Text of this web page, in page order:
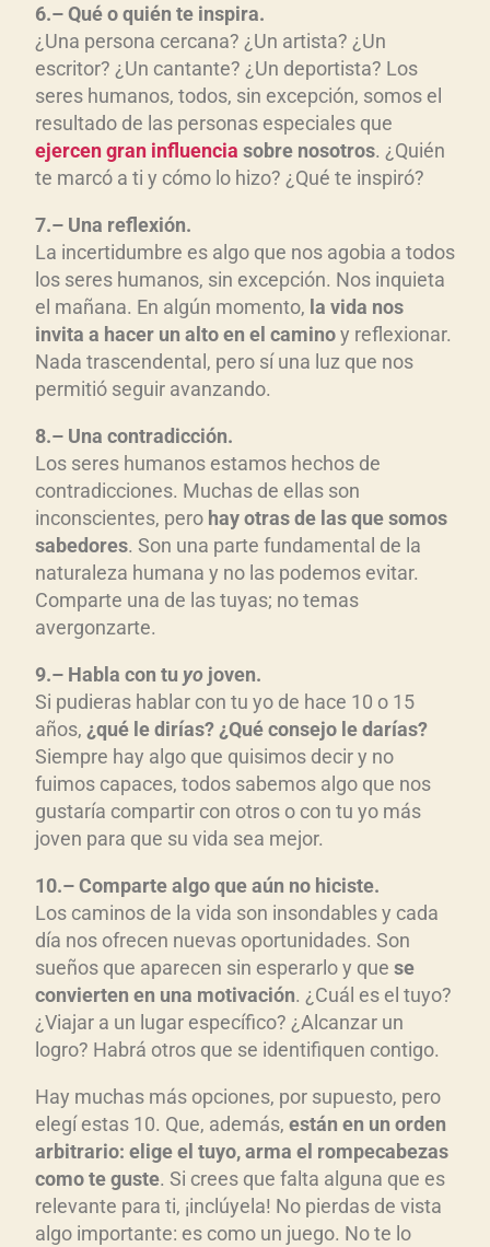
6.– Qué o quién te inspira.
¿Una persona cercana? ¿Un artista? ¿Un
escritor? ¿Un cantante? ¿Un deportista? Los
seres humanos, todos, sin excepción, somos el
resultado de las personas especiales que
ejercen gran influencia sobre nosotros. ¿Quién
te marcó a ti y cómo lo hizo? ¿Qué te inspiró?
7.– Una reflexión.
La incertidumbre es algo que nos agobia a todos
los seres humanos, sin excepción. Nos inquieta
el mañana. En algún momento, la vida nos
invita a hacer un alto en el caminoy reflexionar.
Nada trascendental, pero sí una luz que nos
permitió seguir avanzando.
8.– Una contradicción.
Los seres humanos estamos hechos de
contradicciones. Muchas de ellas son
inconscientes, pero hay otras de las que somos
sabedores. Son una parte fundamental de la
naturaleza humana y no las podemos evitar.
Comparte una de las tuyas; no temas
avergonzarte.
9.– Habla con tu yo joven.
Si pudieras hablar con tu yo de hace 10 o 15
años, ¿qué le dirías? ¿Qué consejo le darías?
Siempre hay algo que quisimos decir y no
fuimos capaces, todos sabemos algo que nos
gustaría compartir con otros o con tu yo más
joven para que su vida sea mejor.
10.– Comparte algo que aún no hiciste.
Los caminos de la vida son insondables y cada
día nos ofrecen nuevas oportunidades. Son
sueños que aparecen sin esperarlo y que se
convierten en una motivación. ¿Cuál es el tuyo?
¿Viajar a un lugar específico? ¿Alcanzar un
logro? Habrá otros que se identifiquen contigo.
Hay muchas más opciones, por supuesto, pero
elegí estas 10. Que, además, están en un orden
arbitrario: elige el tuyo, arma el rompecabezas
como te guste. Si crees que falta alguna que es
relevante para ti, ¡inclúyela! No pierdas de vista
algo importante: es como un juego. No te lo